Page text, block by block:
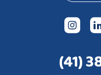
(41)